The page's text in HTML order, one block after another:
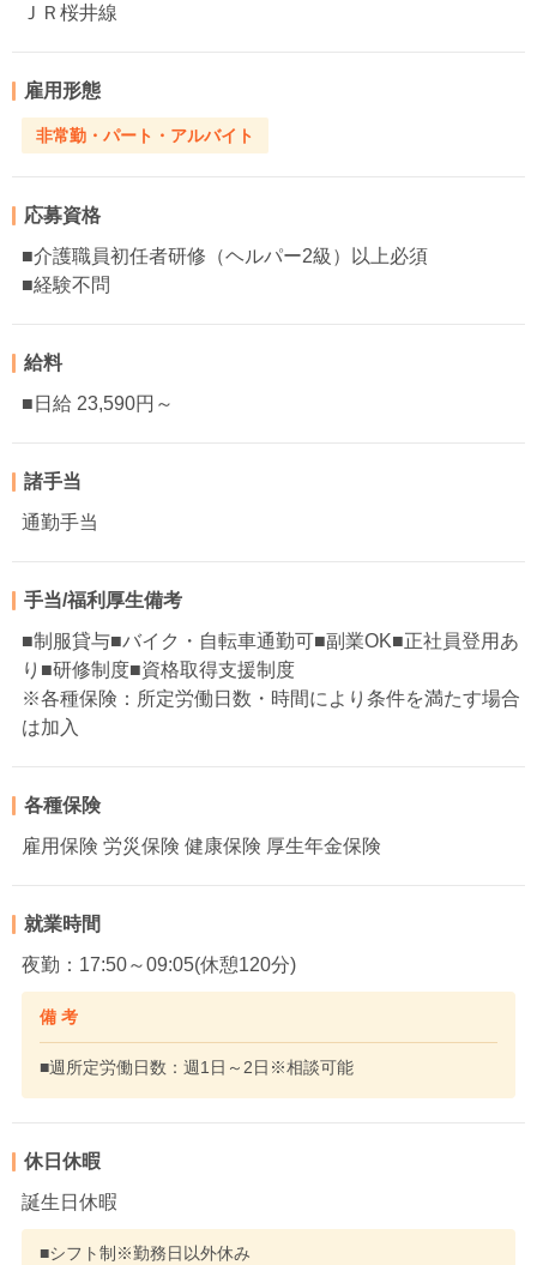
ＪＲ桜井線
雇用形態
非常勤・パート・アルバイト
応募資格
■介護職員初任者研修（ヘルパー2級）以上必須
■経験不問
給料
■日給 23,590円～
諸手当
通勤手当
手当/福利厚生備考
■制服貸与■バイク・自転車通勤可■副業OK■正社員登用あ
り■研修制度■資格取得支援制度
※各種保険：所定労働日数・時間により条件を満たす場合
は加入
各種保険
雇用保険 労災保険 健康保険 厚生年金保険
就業時間
夜勤：17:50～09:05(休憩120分)
備 考
■週所定労働日数：週1日～2日※相談可能
休日休暇
誕生日休暇
■シフト制※勤務日以外休み